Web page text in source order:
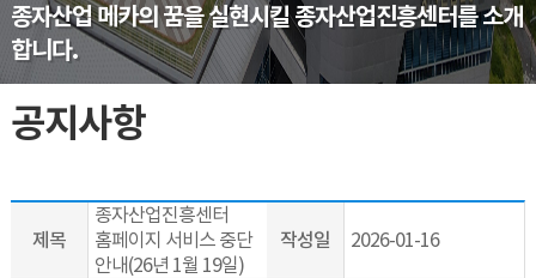
종자산업 메카의 꿈을 실현시킬 종자산업진흥센터를 소개
합니다.
공지사항
제목
종자산업진흥센터
홈페이지 서비스 중단
안내(26년 1월 19일)
작성일 2026-01-16